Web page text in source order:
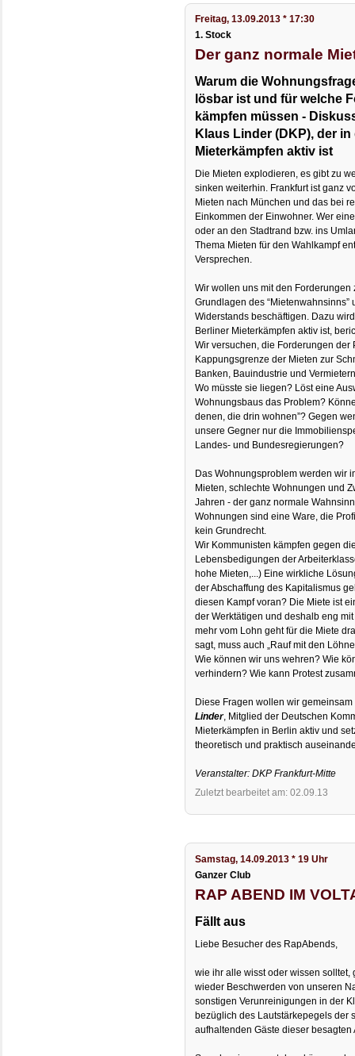
Freitag, 13.09.2013 * 17:30
1. Stock
Der ganz normale
Warum die
lösbar ist und für welche
kämpfen müssen -
Klaus Linder (DKP), der
Mieterkämpfen aktiv ist
Die Mieten explodieren, es gibt zu
sinken weiterhin. Frankfurt ist ganz
Mieten nach München und das bei
Einkommen der Einwohner. Wer
oder an den Stadtrand bzw. ins
Thema Mieten für den Wahlkampf
Versprechen.
Wir wollen uns mit den Forderungen
Grundlagen des
Widerstands beschäftigen. Dazu
Berliner Mieterkämpfen aktiv ist,
Wir versuchen, die Forderungen
Kappungsgrenze der Mieten zur
Banken, Bauindustrie und
Wo müsste sie liegen? Löst eine
Wohnungsbaus das Problem?
denen, die drin wohnen”? Gegen
unsere Gegner nur die
Landes- und Bundesregierungen?
Das Wohnungsproblem werden wir
Mieten, schlechte Wohnungen und
Jahren - der ganz normale
Wohnungen sind eine Ware, die
kein Grundrecht.
Wir Kommunisten kämpfen gegen
Lebensbedigungen der
hohe Mieten,...) Eine wirkliche
der Abschaffung des Kapitalismus
diesen Kampf voran? Die Miete ist
der Werktätigen und deshalb eng
mehr vom Lohn geht für die Miete
sagt, muss auch „Rauf mit den
Wie können wir uns wehren? Wie
verhindern? Wie kann Protest
Diese Fragen wollen wir
Linder, Mitglied der Deutschen
Mieterkämpfen in Berlin aktiv und
theoretisch und praktisch
Veranstalter: DKP Frankfurt-Mitte
Zuletzt bearbeitet am: 02.09.13
Samstag, 14.09.2013 * 19 Uhr
Ganzer Club
RAP ABEND IM
Fällt aus
Liebe Besucher des RapAbends,
wie ihr alle wisst oder wissen
wieder Beschwerden von unseren
sonstigen Verunreinigungen in der
bezüglich des Lautstärkepegels der
aufhaltenden Gäste dieser besagten